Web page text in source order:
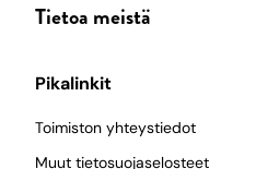
Tietoa meistä
Pikalinkit
Toimiston yhteystiedot
Muut tietosuojaselosteet